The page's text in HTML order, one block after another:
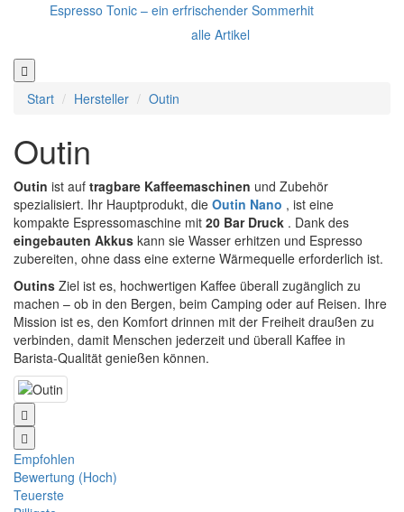
Espresso Tonic – ein erfrischender Sommerhit
alle Artikel
Start Hersteller Outin
Outin
Outin ist auf tragbare Kaffeemaschinen und Zubehör
spezialisiert. Ihr Hauptprodukt, die Outin Nano , ist eine
kompakte Espressomaschine mit 20 Bar Druck . Dank des
eingebauten Akkus kann sie Wasser erhitzen und Espresso
zubereiten, ohne dass eine externe Wärmequelle erforderlich ist.
Outins Ziel ist es, hochwertigen Kaffee überall zugänglich zu
machen – ob in den Bergen, beim Camping oder auf Reisen. Ihre
Mission ist es, den Komfort drinnen mit der Freiheit draußen zu
verbinden, damit Menschen jederzeit und überall Kaffee in
Barista-Qualität genießen können.
Empfohlen
Bewertung (Hoch)
Teuerste